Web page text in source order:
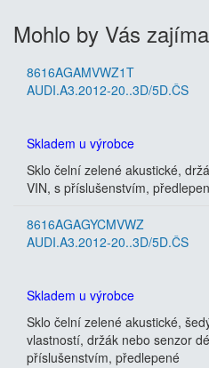
Mohlo by Vás
8616AGAMVWZ1T
AUDI.A3.2012-20..3D/5D.ČS
Skladem u výrobce
Sklo čelní zelené akustické,
VIN, s příslušenstvím,
8616AGAGYCMVWZ
AUDI.A3.2012-20..3D/5D.ČS
Skladem u výrobce
Sklo čelní zelené akustické,
vlastností, držák nebo senzor
příslušenstvím, předlepené